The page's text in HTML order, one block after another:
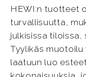
HEWI:n tuotteet
turvallisuutta,
julkisissa tiloissa,
Tyylikäs
laatuun luo